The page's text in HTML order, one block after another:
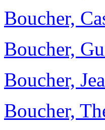
Boucher,
Boucher,
Boucher,
Boucher,